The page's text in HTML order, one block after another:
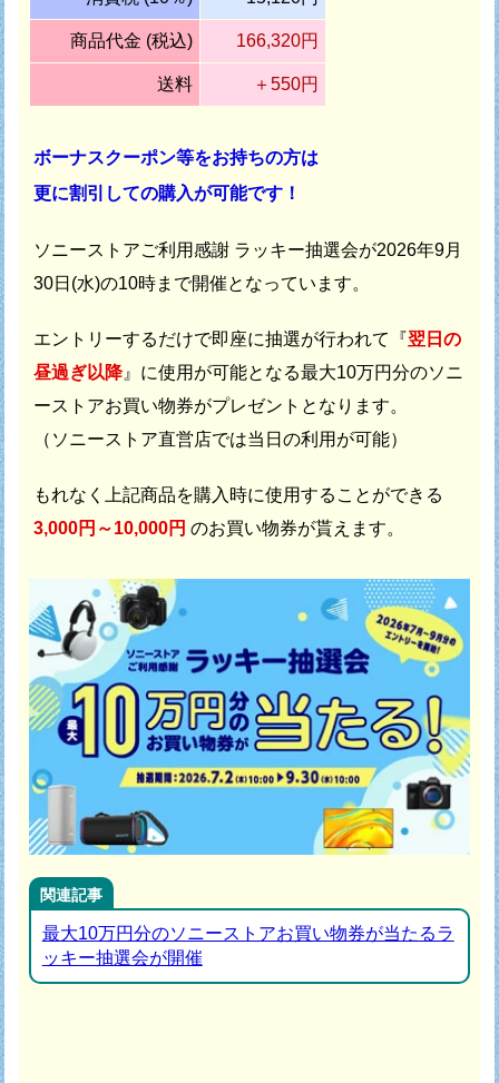
商品代金 (税込) 166,320円
送料 ＋550円
ボーナスクーポン等をお持ちの方は
更に割引しての購入が可能です！
ソニーストアご利用感謝 ラッキー抽選会が2026年9月
30日(水)の10時まで開催となっています。
エントリーするだけで即座に抽選が行われて 『 翌日の
昼過ぎ以降』に使用が可能となる最大10万円分のソニ
ーストアお買い物券がプレゼントとなります。
（ソニーストア直営店では当日の利用が可能）
もれなく上記商品を購入時に使用することができる
3,000円～10,000円 のお買い物券が貰えます。
関連記事
最大10万円分のソニーストアお買い物券が当たるラ
ッキー抽選会が開催